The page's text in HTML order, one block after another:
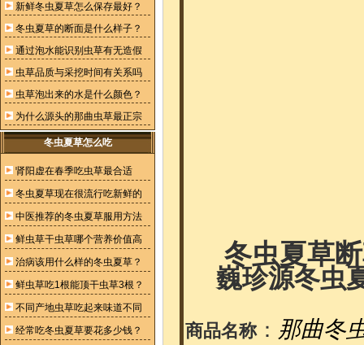
新鲜冬虫夏草怎么保存最好？
冬虫夏草的断面是什么样子？
通过泡水能识别虫草有无造假
虫草品质与采挖时间有关系吗
虫草泡出来的水是什么颜色？
为什么源头的那曲虫草最正宗
冬虫夏草怎么吃
肾阳虚在春季吃虫草最合适
冬虫夏草现在很流行吃新鲜的
中医推荐的冬虫夏草服用方法
鲜虫草干虫草哪个营养价值高
治病该用什么样的冬虫夏草？
鲜虫草吃1根能顶干虫草3根？
不同产地虫草吃起来味道不同
经常吃冬虫夏草要花多少钱？
冬虫夏草
巍珍源冬虫
商品名称： 那曲冬